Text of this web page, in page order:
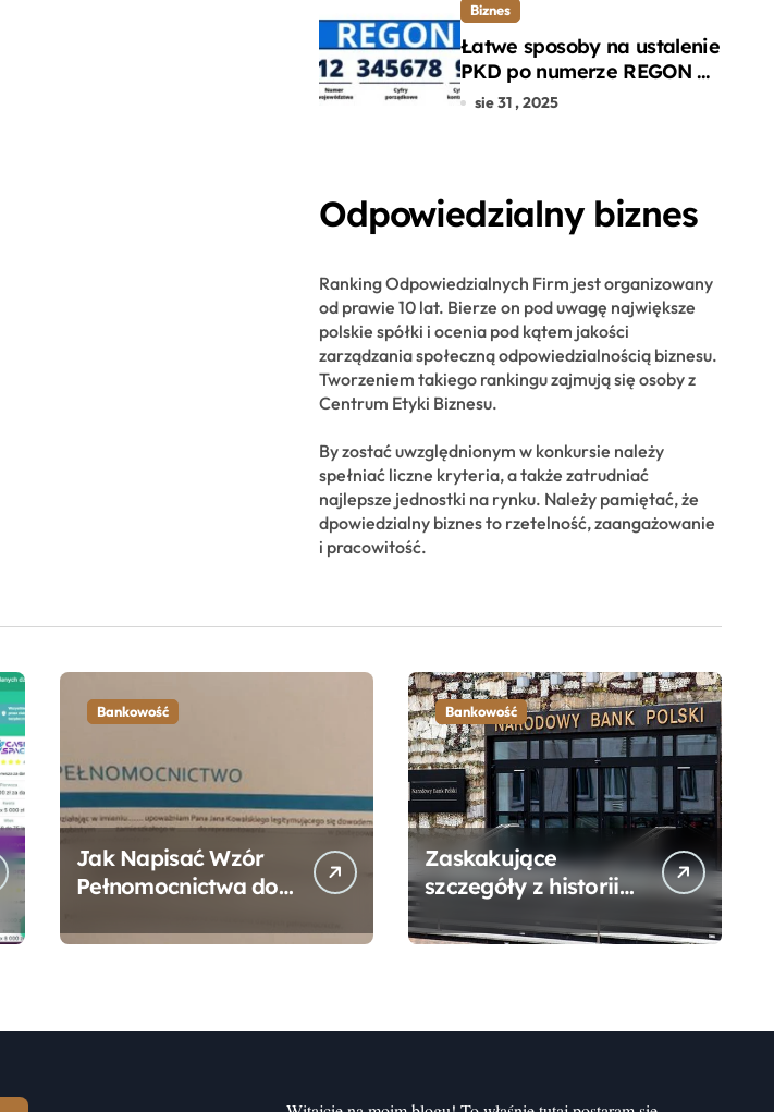
Biznes
Łatwe sposoby na ustalenie
PKD po numerze REGON w
kilku prostych krokach
sie 31 , 2025
Odpowiedzialny biznes
Ranking Odpowiedzialnych Firm jest organizowany
od prawie 10 lat. Bierze on pod uwagę największe
polskie spółki i ocenia pod kątem jakości
zarządzania społeczną odpowiedzialnością biznesu.
Tworzeniem takiego rankingu zajmują się osoby z
Centrum Etyki Biznesu.
By zostać uwzględnionym w konkursie należy
spełniać liczne kryteria, a także zatrudniać
najlepsze jednostki na rynku. Należy pamiętać, że
dpowiedzialny biznes to rzetelność, zaangażowanie
i pracowitość.
Bankowość
Jak Napisać Wzór
Pełnomocnictwa do
Praktyczny
Bankowość
Zaskakujące
szczegóły z historii
Narodowego Banku